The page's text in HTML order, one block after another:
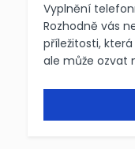
Vyplnění
Rozhodně vás
příležitosti,
ale může ozvat